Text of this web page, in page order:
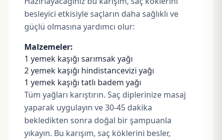
besleyici etkisiyle saçların daha sağlıklı ve
güçlü olmasına yardımcı olur:
Malzemeler:
1 yemek kaşığı sarımsak yağı
2 yemek kaşığı hindistancevizi yağı
1 yemek kaşığı tatlı badem yağı
Tüm yağları karıştırın. Saç diplerinize masaj
yaparak uygulayın ve 30-45 dakika
bekledikten sonra doğal bir şampuanla
yıkayın. Bu karışım, saç köklerini besler,